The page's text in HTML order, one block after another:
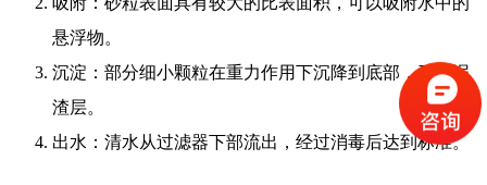
悬浮物。
沉淀：部分细小颗粒在重力作用下沉降到底部，形成泥
渣层。
出水：清水从过滤器下部流出，经过消毒后达到标准。